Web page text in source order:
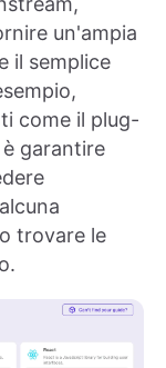
un'ampia
il semplice
come il plug-
garantire
trovare le